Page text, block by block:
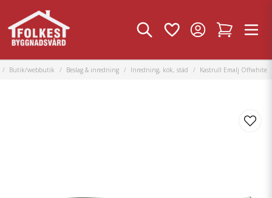
Butik/webbutik Beslag & inredning Inredning, kök, städ Kastrull Emalj Offwhite